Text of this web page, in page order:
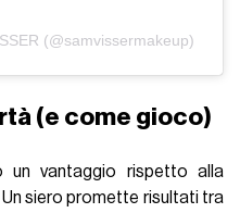
(@samvissermakeup)
(e come gioco)
un vantaggio rispetto alla
siero promette risultati tra